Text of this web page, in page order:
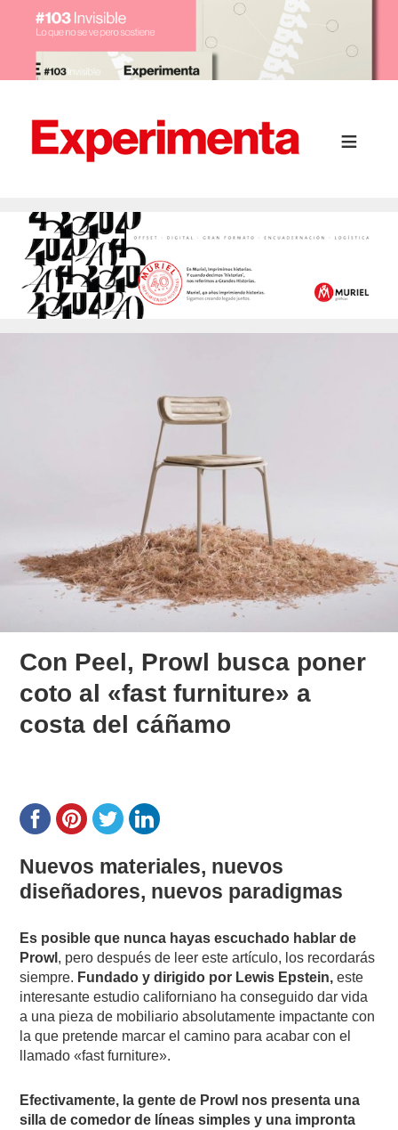
Con Peel, Prowl busca poner
coto al «fast furniture» a
costa del cáñamo
Nuevos materiales, nuevos
diseñadores, nuevos paradigmas
Es posible que nunca hayas escuchado hablar de
Prowl , pero después de leer este artículo, los recordarás
siempre. Fundado y dirigido por Lewis Epstein, este
interesante estudio californiano ha conseguido dar vida
a una pieza de mobiliario absolutamente impactante con
la que pretende marcar el camino para acabar con el
llamado «fast furniture».
Efectivamente, la gente de Prowl nos presenta una
silla de comedor de líneas simples y una impronta